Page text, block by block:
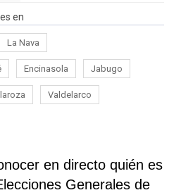
en
La Nava
Encinasola Jabugo
Valdelarco
en directo quién es
Generales de